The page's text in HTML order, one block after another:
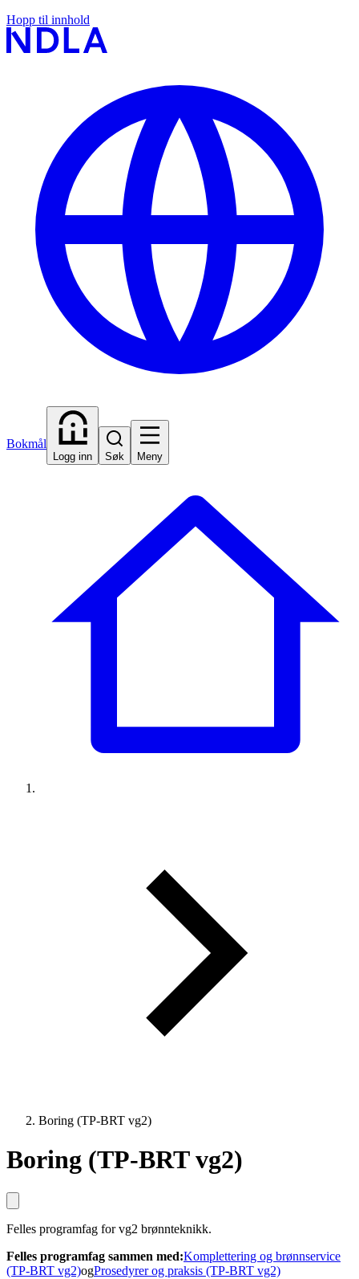
Hopp til innhold
Bokmål
Logg inn Søk Meny
Boring (TP-BRT vg2)
Boring (TP-BRT vg2)
Felles programfag for vg2 brønnteknikk.
Felles programfag sammen med:Komplettering og brønnservice
(TP-BRT vg2)ogProsedyrer og praksis (TP-BRT vg2)